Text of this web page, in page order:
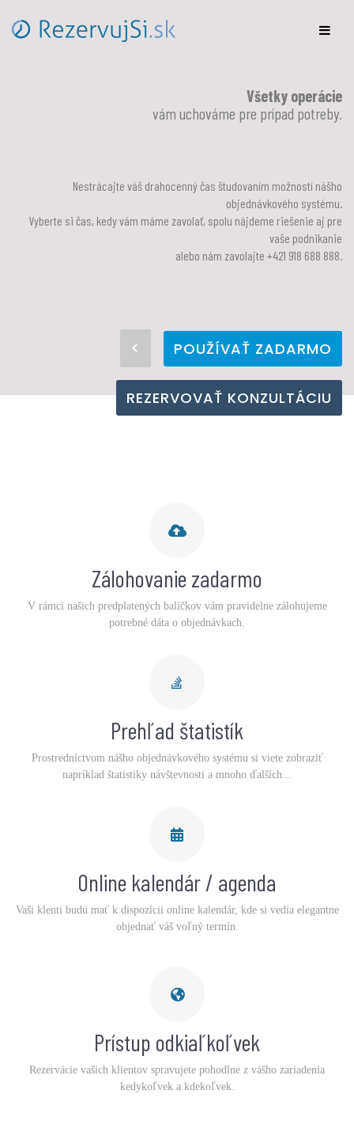
Všetky operácie
vám uchováme pre prípad potreby.
Nestrácajte váš drahocenný čas študovaním možností nášho
objednávkového systému.
Vyberte si čas, kedy vám máme zavolať, spolu nájdeme riešenie aj pre
vaše podnikanie
alebo nám zavolajte +421 918 688 888.
< POUŽÍVAŤ ZADARMO
REZERVOVAŤ KONZULTÁCIU
Zálohovanie zadarmo
V rámci našich predplatených balíčkov vám pravidelne zálohujeme
potrebné dáta o objednávkach.
Prehľad štatistík
Prostredníctvom nášho objednávkového systému si viete zobraziť
napríklad štatistiky návštevnosti a mnoho ďalších...
Online kalendár / agenda
Vaši klenti budú mať k dispozícii online kalendár, kde si vedia elegantne
objednať váš voľný termín.
Prístup odkiaľkoľvek
Rezervácie vašich klientov spravujete pohodlne z vášho zariadenia
kedykoľvek a kdekoľvek.